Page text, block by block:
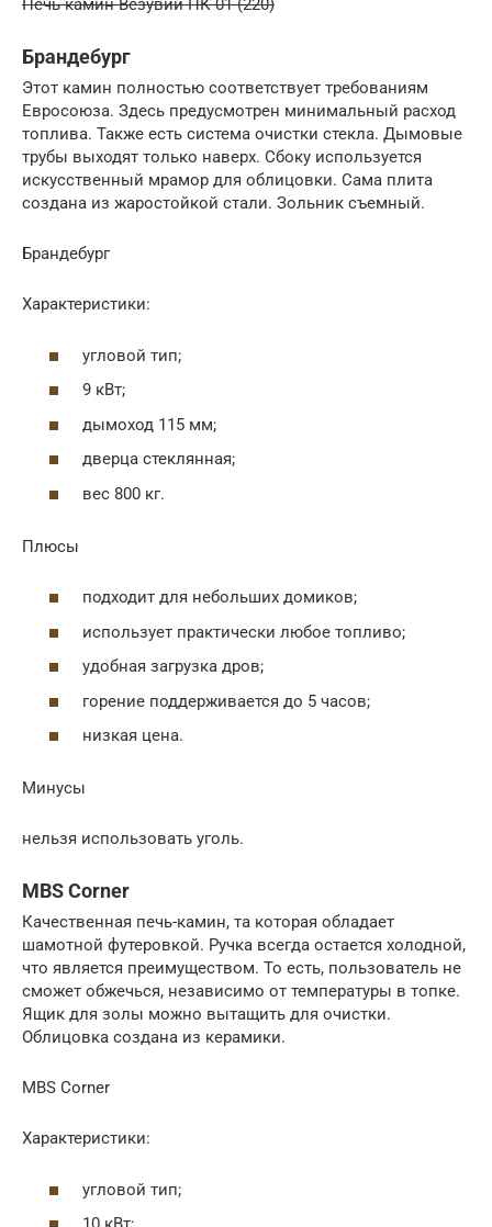
Печь-камин Везувий ПК-01 (220)
Брандебург
Этот камин полностью соответствует требованиям
Евросоюза. Здесь предусмотрен минимальный расход
топлива. Также есть система очистки стекла. Дымовые
трубы выходят только наверх. Сбоку используется
искусственный мрамор для облицовки. Сама плита
создана из жаростойкой стали. Зольник съемный.
Брандебург
Характеристики:
угловой тип;
9 кВт;
дымоход 115 мм;
дверца стеклянная;
вес 800 кг.
Плюсы
подходит для небольших домиков;
использует практически любое топливо;
удобная загрузка дров;
горение поддерживается до 5 часов;
низкая цена.
Минусы
нельзя использовать уголь.
MBS Corner
Качественная печь-камин, та которая обладает
шамотной футеровкой. Ручка всегда остается холодной,
что является преимуществом. То есть, пользователь не
сможет обжечься, независимо от температуры в топке.
Ящик для золы можно вытащить для очистки.
Облицовка создана из керамики.
MBS Corner
Характеристики:
угловой тип;